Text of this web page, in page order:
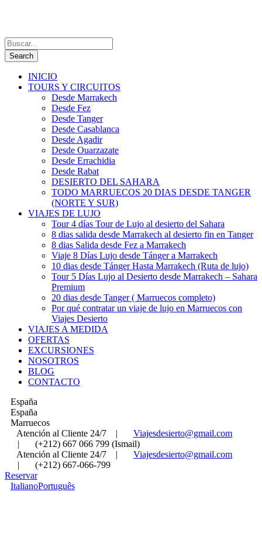
INICIO
TOURS Y CIRCUITOS
Desde Marrakech
Desde Fez
Desde Tanger
Desde Casablanca
Desde Agadir
Desde Ouarzazate
Desde Errachidia
Desde Rabat
DESIERTO DEL SAHARA
TODO MARRUECOS 20 DIAS DESDE TANGER
(NORTE Y SUR)
VIAJES DE LUJO
Tour 4 días Tour de Lujo al desierto del Sahara
8 dias salida desde Marrakech al desierto fin en Tanger
8 dias Salida desde Fez a Marrakech
Viaje 8 Días Lujo desde Tánger a Marrakech
10 dias desde Tánger Hasta Marrakech (Ruta de lujo)
Tour 5 Días Lujo al Desierto desde Marrakech – Sahara
Premium
20 dias desde Tanger ( Marruecos completo)
Por qué contratar un viaje de lujo en Marruecos con
Viajes Desierto
VIAJES A MEDIDA
OFERTAS
EXCURSIONES
NOSOTROS
BLOG
CONTACTO
España
España
Marruecos
Atención al Cliente 24/7
|
Viajesdesierto@gmail.com
|
(+212) 667 066 799 (Ismail)
Atención al Cliente 24/7
|
Viajesdesierto@gmail.com
|
(+212) 667-066-799
Reservar
ItalianoPortuguês